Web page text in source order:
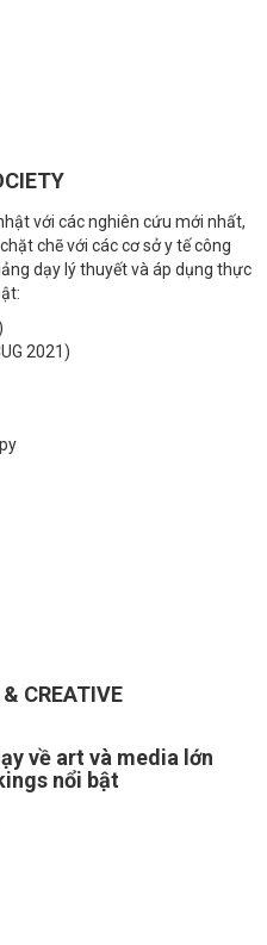
với các nghiên cứu mới nhất,
chẽ với các cơ sở y tế công
dạy lý thuyết và áp dụng thực
2021)
CREATIVE
về art và media lớn
nổi bật